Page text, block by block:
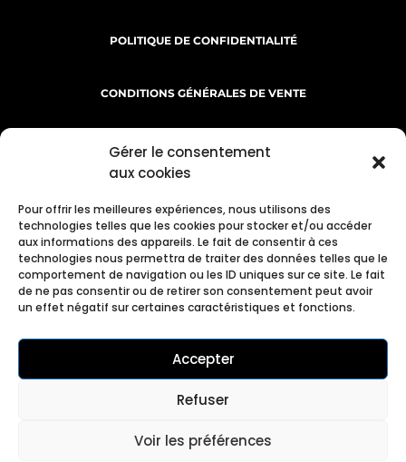
Gérer le consentement
aux cookies
Pour offrir les meilleures expériences, nous utilisons des
technologies telles que les cookies pour stocker et/ou accéder
aux informations des appareils. Le fait de consentir à ces
technologies nous permettra de traiter des données telles que le
comportement de navigation ou les ID uniques sur ce site. Le fait
de ne pas consentir ou de retirer son consentement peut avoir
un effet négatif sur certaines caractéristiques et fonctions.
Accepter
Refuser
Voir les préférences
POLITIQUE DE CONFIDENTIALITÉ
CONDITIONS GÉNÉRALES DE VENTE
MENTIONS LÉGALES
INFORMATIONS LIVRAISON
POLITIQUE DE RETOUR
CONTACT